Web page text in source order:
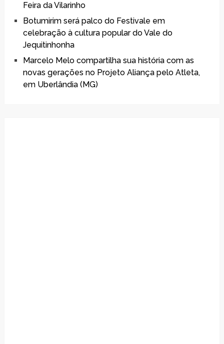
Feira da Vilarinho
Botumirim será palco do Festivale em
celebração à cultura popular do Vale do
Jequitinhonha
Marcelo Melo compartilha sua história com as
novas gerações no Projeto Aliança pelo Atleta,
em Uberlândia (MG)